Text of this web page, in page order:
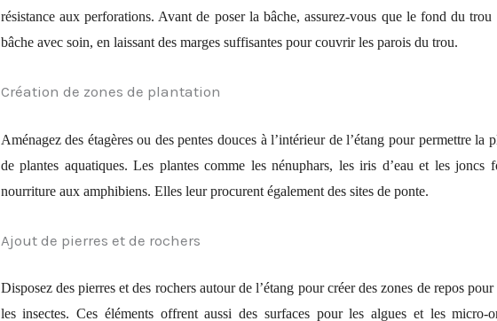
résistance aux perforations. Avant de poser la bâche, assurez-vous que le fond du
bâche avec soin, en laissant des marges suffisantes pour couvrir les parois du trou.
Création de zones de plantation
Aménagez des étagères ou des pentes douces à l’intérieur de l’étang pour permettre la
de plantes aquatiques. Les plantes comme les nénuphars, les iris d’eau et les joncs
nourriture aux amphibiens. Elles leur procurent également des sites de ponte.
Ajout de pierres et de rochers
Disposez des pierres et des rochers autour de l’étang pour créer des zones de repos
les insectes. Ces éléments offrent aussi des surfaces pour les algues et les micro-